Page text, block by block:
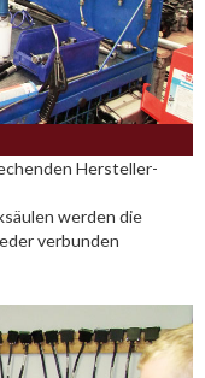
Hersteller-
werden die
verbunden